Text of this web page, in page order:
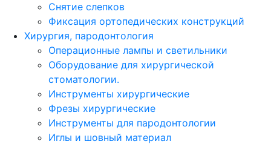
Снятие слепков
Фиксация ортопедических конструкций
Хирургия, пародонтология
Операционные лампы и светильники
Оборудование для хирургической
стоматологии.
Инструменты хирургические
Фрезы хирургические
Инструменты для пародонтологии
Иглы и шовный материал